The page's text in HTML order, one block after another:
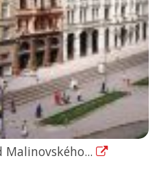
Malinovského...